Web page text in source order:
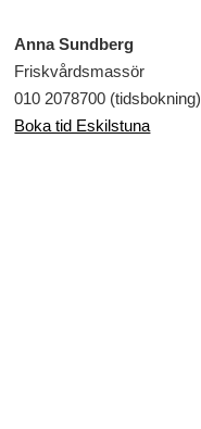
Anna Sundberg
Friskvårdsmassör
010 2078700 (tidsbokning)
Boka tid Eskilstuna